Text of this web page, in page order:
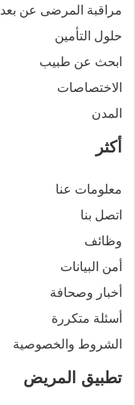
مراقبة المرضى عن بعد
حلول التأمين
ابحث عن طبيب
الاختصاصات
المدن
أكثر
معلومات عنا
اتصل بنا
وظائف
أمن البيانات
أخبار وصحافة
أسئلة متكررة
الشروط والخصوصية
تطبيق المريض